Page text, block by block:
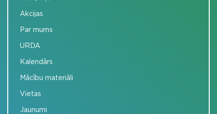
Akcijas
Par mums
URDA
Kalendārs
Mācību materiāli
Vietas
Jaunumi